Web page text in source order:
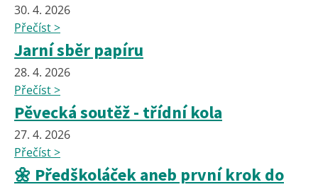
30. 4. 2026
Přečíst >
Jarní sběr papíru
28. 4. 2026
Přečíst >
Pěvecká soutěž - třídní kola
27. 4. 2026
Přečíst >
🌼 Předškoláček aneb první krok do